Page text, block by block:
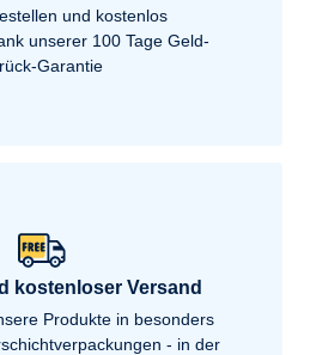
und kostenlos
unserer 100 Tage Geld-
Garantie
kostenloser Versand
Produkte in besonders
- in der